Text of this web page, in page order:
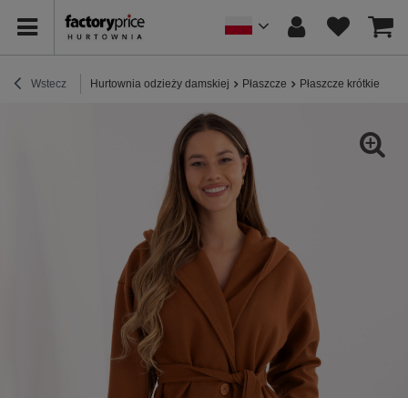
Wstecz Hurtownia odzieży damskiej Płaszcze Płaszcze krótkie